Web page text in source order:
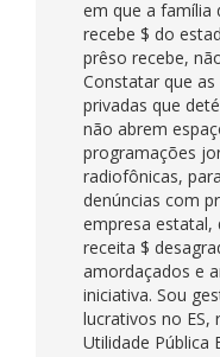
em que a família
recebe $ do
prêso recebe,
Constatar que
privadas que
não abrem
programações
radiofônicas,
denúncias com
empresa estatal,
receita $
amordaçados e
iniciativa. Sou
lucrativos no ES,
Utilidade Pública